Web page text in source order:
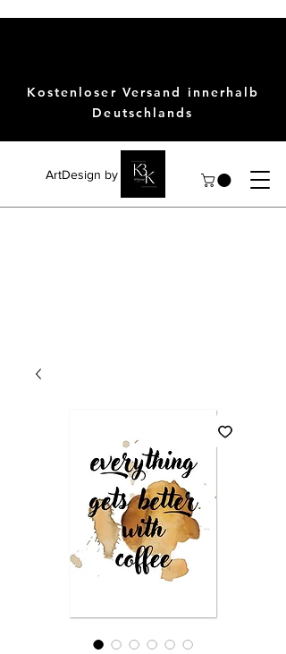
ArtDesign by KBK
Kostenloser Versand innerhalb
Deutschlands